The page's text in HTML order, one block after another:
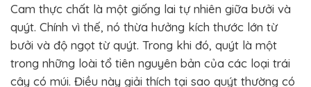
Cam thực chất là một giống lai tự nhiên giữa bưởi và
quýt. Chính vì thế, nó thừa hưởng kích thước lớn từ
bưởi và độ ngọt từ quýt. Trong khi đó, quýt là một
trong những loài tổ tiên nguyên bản của các loại trái
cây có múi. Điều này giải thích tại sao quýt thường có